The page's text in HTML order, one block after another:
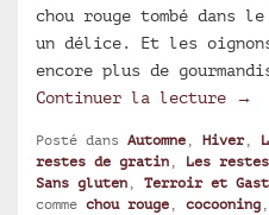
chou rouge tombé dans
un délice. Et les
encore plus de
Continuer la lecture
→
Posté dans Automne , Hiver,
restes de gratin , Les
Sans gluten , Terroir et
comme chou rouge , cocooning ,